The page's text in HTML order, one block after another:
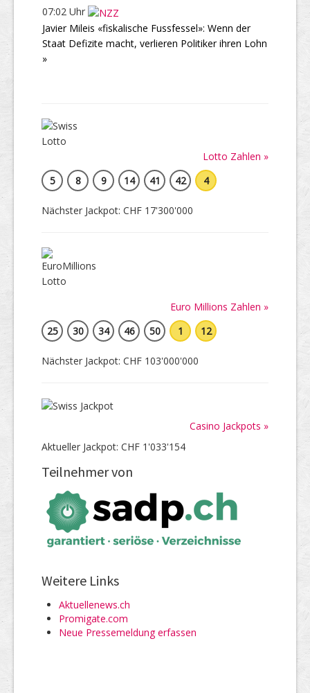
07:02 Uhr
Javier Mileis «fiskalische Fussfessel»: Wenn der
Staat Defizite macht, verlieren Politiker ihren Lohn
»
Lotto Zahlen »
5
8 9 14 41 42 4
Nächster Jackpot: CHF 17'300'000
Euro Millions Zahlen »
25
30 34 46 50 1 12
Nächster Jackpot: CHF 103'000'000
Casino Jackpots »
Aktueller Jackpot: CHF 1'033'154
Teilnehmer von
Weitere Links
Aktuellenews.ch
Promigate.com
Neue Pressemeldung erfassen